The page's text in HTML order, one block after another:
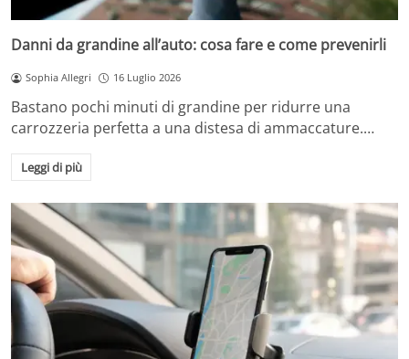
Danni da grandine all’auto: cosa fare e come prevenirli
Sophia Allegri 16 Luglio 2026
Bastano pochi minuti di grandine per ridurre una
carrozzeria perfetta a una distesa di ammaccature.…
Leggi di più